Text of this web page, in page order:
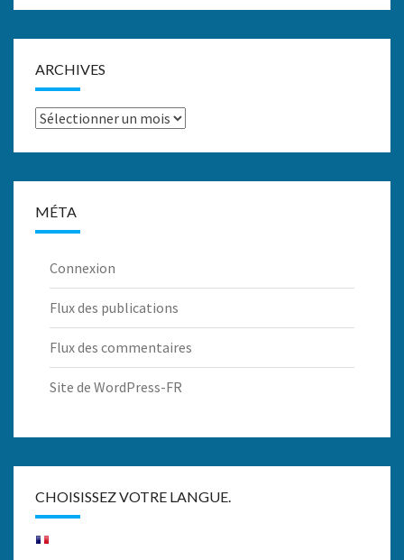
ARCHIVES
Archives
MÉTA
Connexion
Flux des publications
Flux des commentaires
Site de WordPress-FR
CHOISISSEZ VOTRE LANGUE.